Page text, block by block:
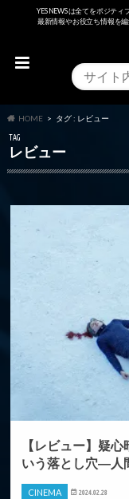
YESNEWSは全てをポジテ
最新情報やお役立ち情報を
HOME タグ : レビュー
TAG
レビュー
【レビュー】疑
いう落とし穴―人
CINEMA 2024.02.28